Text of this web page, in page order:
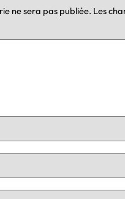
ne sera pas publiée. Les